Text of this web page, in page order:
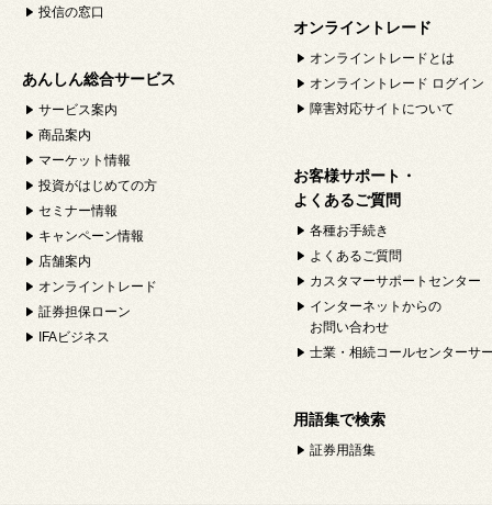
投信の窓口
あんしん総合サービス
サービス案内
商品案内
マーケット情報
投資がはじめての方
セミナー情報
キャンペーン情報
店舗案内
オンライントレード
証券担保ローン
IFAビジネス
オンライントレード
オンライントレードとは
オンライントレード ログイン
障害対応サイトについて
お客様サポート・
よくあるご質問
各種お手続き
よくあるご質問
カスタマーサポートセンター
インターネットからの
お問い合わせ
士業・相続コールセンターサ
用語集で検索
証券用語集